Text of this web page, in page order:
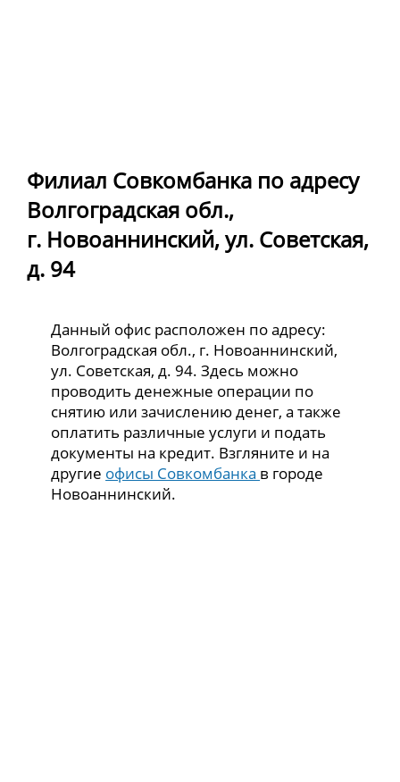
Филиал Совкомбанка по адресу
Волгоградская обл.,
г. Новоаннинский, ул. Советская,
д. 94
Данный офис расположен по адресу:
Волгоградская обл., г. Новоаннинский,
ул. Советская, д. 94. Здесь можно
проводить денежные операции по
снятию или зачислению денег, а также
оплатить различные услуги и подать
документы на кредит. Взгляните и на
другие офисы Совкомбанка в городе
Новоаннинский.